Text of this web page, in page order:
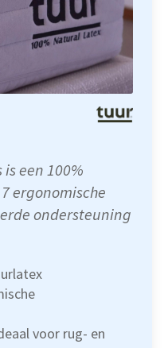
een 100%
ergonomische
ondersteuning
voor rug- en